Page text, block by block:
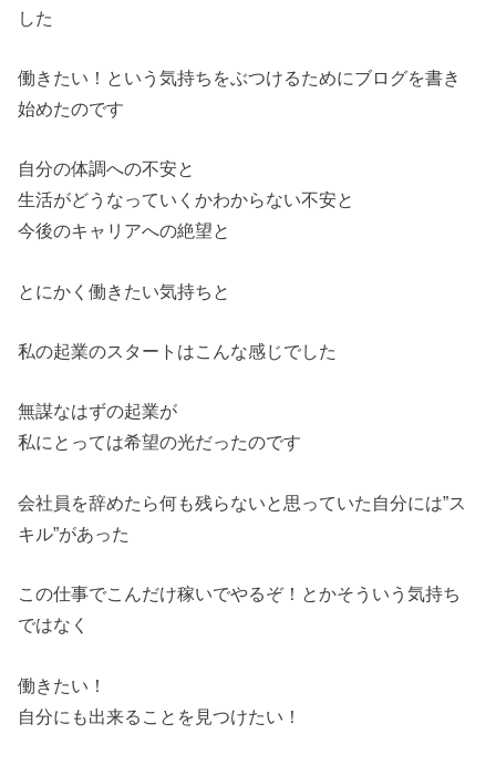
した
働きたい！という気持ちをぶつけるためにブログを書き
始めたのです
自分の体調への不安と
生活がどうなっていくかわからない不安と
今後のキャリアへの絶望と
とにかく働きたい気持ちと
私の起業のスタートはこんな感じでした
無謀なはずの起業が
私にとっては希望の光だったのです
会社員を辞めたら何も残らないと思っていた自分には”ス
キル”があった
この仕事でこんだけ稼いでやるぞ！とかそういう気持ち
ではなく
働きたい！
自分にも出来ることを見つけたい！